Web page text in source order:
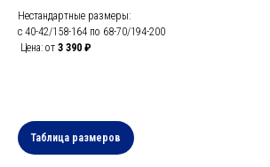
Нестандартные размеры:
с 40-42/158-164 по 68-70/194-200
Цена: от 3 390 ₽
Таблица размеров